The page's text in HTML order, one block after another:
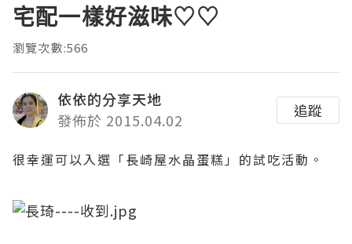
宅配一樣好滋味♡♡
瀏覽次數:566
依依的分享天地
發佈於 2015.04.02
追蹤
很幸運可以入選「長崎屋水晶蛋糕」的試吃活動。